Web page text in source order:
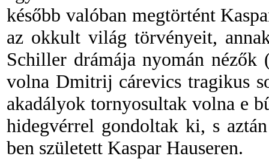
később valóban megtörtént
az okkult világ törvényeit,
Schiller drámája nyomán nézők
volna Dmitrij cárevics tragikus
akadályok tornyosultak volna e
hidegvérrel gondoltak ki, s
ben született Kaspar Hauseren.